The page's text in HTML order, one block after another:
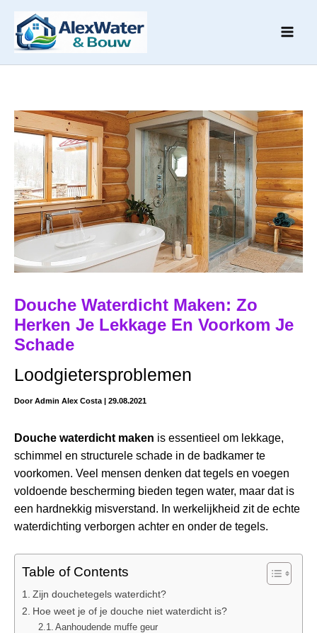
naar
inhoud
Douche Waterdicht Maken: Zo
Herken Je Lekkage En Voorkom Je
Schade
Loodgietersproblemen
DoorAdmin Alex Costa | 29.08.2021
Douche waterdicht maken is essentieel om lekkage,
schimmel en structurele schade in de badkamer te
voorkomen. Veel mensen denken dat tegels en voegen
voldoende bescherming bieden tegen water, maar dat is
een hardnekkig misverstand. In werkelijkheid zit de echte
waterdichting verborgen achter en onder de tegels.
Table of Contents
Zijn douchetegels waterdicht?
Hoe weet je of je douche niet waterdicht is?
Aanhoudende muffe geur